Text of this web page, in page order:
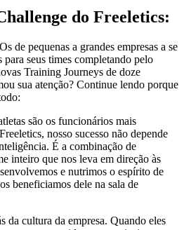
do Freeletics:
de pequenas a grandes empresas a se
seus times completando pelo
Training Journeys de doze
sua atenção? Continue lendo porque
são os funcionários mais
nosso sucesso não depende
É a combinação de
inteiro que nos leva em direção às
e nutrimos o espírito de
beneficiamos dele na sala de
da cultura da empresa. Quando eles